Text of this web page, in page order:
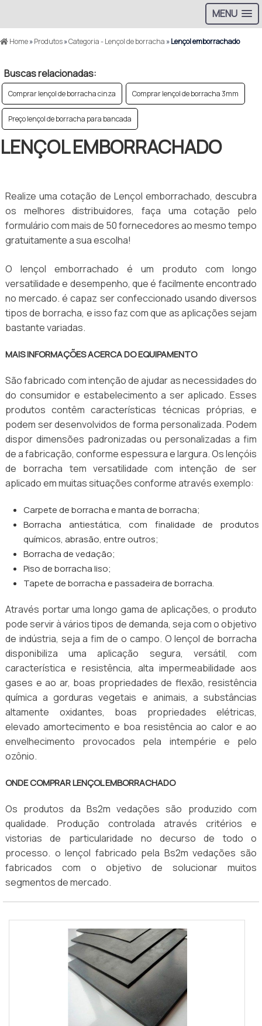
MENU
Home»Produtos»Categoria - Lençol de borracha »Lençol emborrachado
Buscas relacionadas:
Comprar lençol de borracha cinza Comprar lençol de borracha 3mm
Preço lençol de borracha para bancada
LENÇOL EMBORRACHADO
Realize uma cotação de Lençol emborrachado, descubra
os melhores distribuidores, faça uma cotação pelo
formulário com mais de 50 fornecedores ao mesmo tempo
gratuitamente a sua escolha!
O lençol emborrachado é um produto com longo
versatilidade e desempenho, que é facilmente encontrado
no mercado. é capaz ser confeccionado usando diversos
tipos de borracha, e isso faz com que as aplicações sejam
bastante variadas.
MAIS INFORMAÇÕES ACERCA DO EQUIPAMENTO
São fabricado com intenção de ajudar as necessidades do
do consumidor e estabelecimento a ser aplicado. Esses
produtos contêm características técnicas próprias, e
podem ser desenvolvidos de forma personalizada. Podem
dispor dimensões padronizadas ou personalizadas a fim
de a fabricação, conforme espessura e largura. Os lençóis
de borracha tem versatilidade com intenção de ser
aplicado em muitas situações conforme através exemplo:
Carpete de borracha e manta de borracha;
Borracha antiestática, com finalidade de produtos
químicos, abrasão, entre outros;
Borracha de vedação;
Piso de borracha liso;
Tapete de borracha e passadeira de borracha.
Através portar uma longo gama de aplicações, o produto
pode servir à vários tipos de demanda, seja com o objetivo
de indústria, seja a fim de o campo. O lençol de borracha
disponibiliza uma aplicação segura, versátil, com
característica e resistência, alta impermeabilidade aos
gases e ao ar, boas propriedades de flexão, resistência
química a gorduras vegetais e animais, a substâncias
altamente oxidantes, boas propriedades elétricas,
elevado amortecimento e boa resistência ao calor e ao
envelhecimento provocados pela intempérie e pelo
ozônio.
ONDE COMPRAR LENÇOL EMBORRACHADO
Os produtos da Bs2m vedações são produzido com
qualidade. Produção controlada através critérios e
vistorias de particularidade no decurso de todo o
processo. o lençol fabricado pela Bs2m vedações são
fabricados com o objetivo de solucionar muitos
segmentos de mercado.